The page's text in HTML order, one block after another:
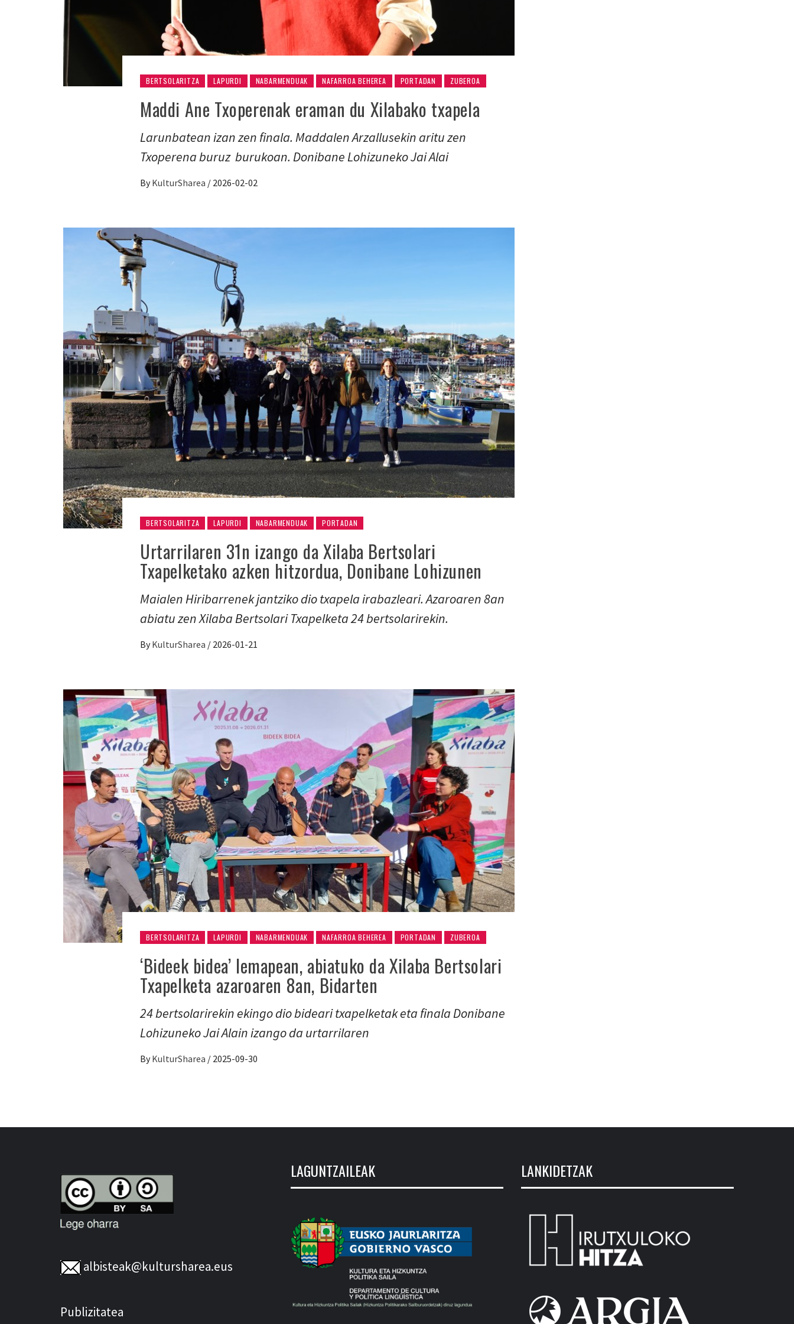
BERTSOLARITZA LAPURDI NABARMENDUAK NAFARROA BEHEREA PORTADAN ZUBEROA
Maddi Ane Txoperenak eraman du Xilabako txapela
Larunbatean izan zen finala. Maddalen Arzallusekin aritu zen
Txoperena buruz burukoan. Donibane Lohizuneko Jai Alai
By KulturSharea / 2026-02-02
BERTSOLARITZA LAPURDI NABARMENDUAK PORTADAN
Urtarrilaren 31n izango da Xilaba Bertsolari
Txapelketako azken hitzordua, Donibane Lohizunen
Maialen Hiribarrenek jantziko dio txapela irabazleari. Azaroaren 8an
abiatu zen Xilaba Bertsolari Txapelketa 24 bertsolarirekin.
By KulturSharea / 2026-01-21
BERTSOLARITZA LAPURDI NABARMENDUAK NAFARROA BEHEREA PORTADAN ZUBEROA
‘Bideek bidea’ lemapean, abiatuko da Xilaba Bertsolari
Txapelketa azaroaren 8an, Bidarten
24 bertsolarirekin ekingo dio bideari txapelketak eta finala Donibane
Lohizuneko Jai Alain izango da urtarrilaren
By KulturSharea / 2025-09-30
albisteak@kultursharea.eus
Publizitatea
LAGUNTZAILEAK LANKIDETZAK